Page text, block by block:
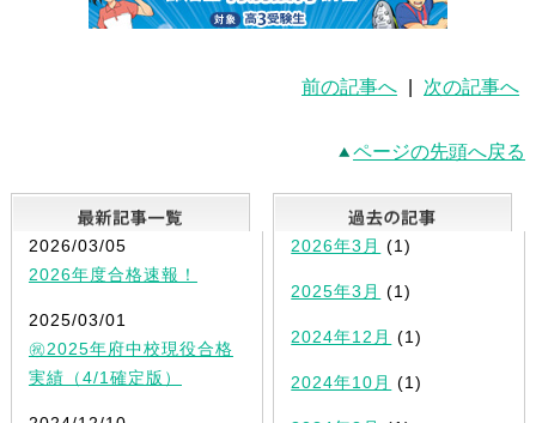
前の記事へ 次の記事へ
ページの先頭へ戻る
最新記事一覧
2026/03/05
2026年度合格速報！
2025/03/01
㊗2025年府中校現役合格
実績（4/1確定版）
2026年3月 (1)
2025年3月 (1)
2024年12月 (1)
2024年10月 (1)